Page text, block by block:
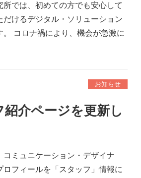
所では、初めての方でも安心して
だけるデジタル・ソリューション
。 コロナ禍により、機会が急激に
お知らせ
紹介ページを更新し
コミュニケーション・デザイナ
ロフィールを「スタッフ」情報に